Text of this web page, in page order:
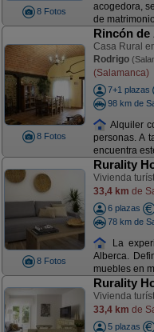
8 Fotos
acogedora,
de
8 Fotos
Rincón de
Casa Rural
Rodrigo
(Salamanca)
7+1 plazas
98 km de
Alquiler
personas. A
encuentra
8 Fotos
Rurality
Vivienda
33,4 km de
6 plazas
78 km de
La
Alberca.
muebles en
Rurality
Vivienda
33,4 km de
5 plazas